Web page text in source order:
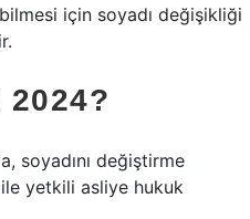
için soyadı değişikliği
2024?
soyadını değiştirme
yetkili asliye hukuk